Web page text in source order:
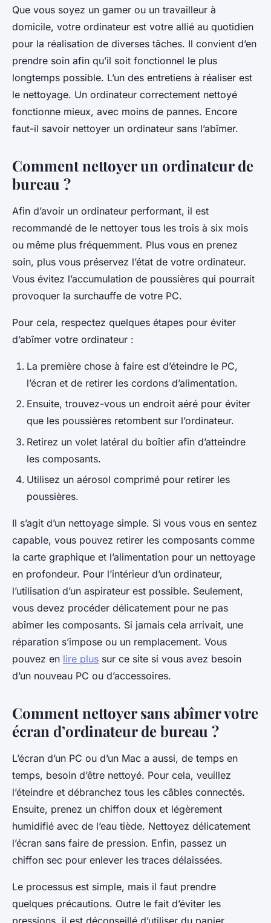
Comment nettoyer son
ordinateur sans l'abîmer ?
berthe•26 janvier 2024• 2 min de lecture
Que vous soyez un gamer ou un travailleur à
domicile, votre ordinateur est votre allié au quotidien
pour la réalisation de diverses tâches. Il convient d’en
prendre soin afin qu’il soit fonctionnel le plus
longtemps possible. L’un des entretiens à réaliser est
le nettoyage. Un ordinateur correctement nettoyé
fonctionne mieux, avec moins de pannes. Encore
faut-il savoir nettoyer un ordinateur sans l’abîmer.
Comment nettoyer un ordinateur de
bureau ?
Afin d’avoir un ordinateur performant, il est
recommandé de le nettoyer tous les trois à six mois
ou même plus fréquemment. Plus vous en prenez
soin, plus vous préservez l’état de votre ordinateur.
Vous évitez l’accumulation de poussières qui pourrait
provoquer la surchauffe de votre PC.
Pour cela, respectez quelques étapes pour éviter
d’abîmer votre ordinateur :
La première chose à faire est d’éteindre le PC,
l’écran et de retirer les cordons d’alimentation.
Ensuite, trouvez-vous un endroit aéré pour éviter
que les poussières retombent sur l’ordinateur.
Retirez un volet latéral du boîtier afin d’atteindre
les composants.
Utilisez un aérosol comprimé pour retirer les
poussières.
Il s’agit d’un nettoyage simple. Si vous vous en sentez
capable, vous pouvez retirer les composants comme
la carte graphique et l’alimentation pour un nettoyage
en profondeur. Pour l’intérieur d’un ordinateur,
l’utilisation d’un aspirateur est possible. Seulement,
vous devez procéder délicatement pour ne pas
abîmer les composants. Si jamais cela arrivait, une
réparation s’impose ou un remplacement. Vous
pouvez en lire plus sur ce site si vous avez besoin
d’un nouveau PC ou d’accessoires.
Comment nettoyer sans abîmer votre
écran d’ordinateur de bureau ?
L’écran d’un PC ou d’un Mac a aussi, de temps en
temps, besoin d’être nettoyé. Pour cela, veuillez
l’éteindre et débranchez tous les câbles connectés.
Ensuite, prenez un chiffon doux et légèrement
humidifié avec de l’eau tiède. Nettoyez délicatement
l’écran sans faire de pression. Enfin, passez un
chiffon sec pour enlever les traces délaissées.
Le processus est simple, mais il faut prendre
quelques précautions. Outre le fait d’éviter les